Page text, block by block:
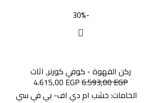
-30%
ركن القهوة - كوفي كورنر, اثاث
6.593,00EGP
4.615,00 EGP
الخامات: خشب ام دي اف- بي في سي